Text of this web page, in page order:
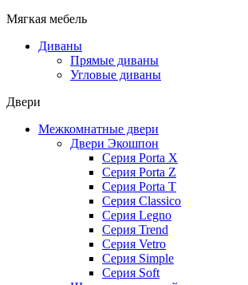
Мягкая мебель
Диваны
Прямые диваны
Угловые диваны
Двери
Межкомнатные двери
Двери Экошпон
Серия Porta X
Серия Porta Z
Серия Porta T
Серия Classico
Серия Legno
Серия Trend
Серия Vetro
Серия Simple
Серия Soft